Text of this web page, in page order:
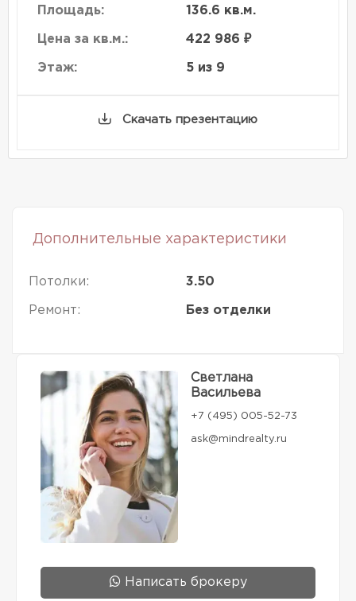
Площадь: 136.6 кв.м.
Цена за кв.м.: 422 986 ₽
Этаж: 5 из 9
Скачать презентацию
Дополнительные характеристики
Потолки: 3.50
Ремонт: Без отделки
Светлана
Васильева
+7 (495) 005-52-73
ask@mindrealty.ru
Написать брокеру